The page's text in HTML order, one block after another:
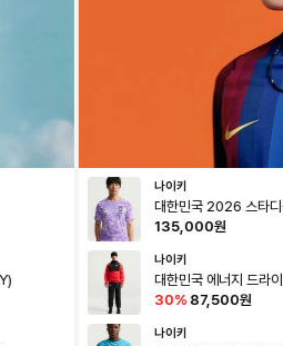
나이키
대한민국 2026 스타디
페이스 퍼플:애미시스
135,000원
나이키
대한민국 에너지 드라
7-010
30% 87,500원
나이키